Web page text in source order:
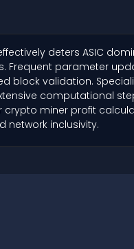
deters ASIC
Frequent parameter
block validation.
computational
miner profit
network inclusivity.